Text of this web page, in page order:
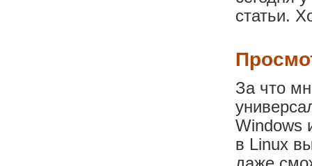
статьи.
За что
Windows
в Linux